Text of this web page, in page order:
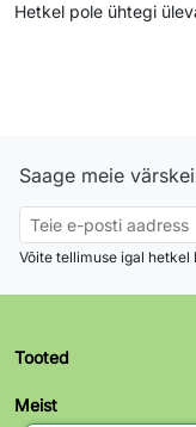
Hetkel pole ühtegi
Saage meie
Võite tellimuse igal hetkel
Tooted
Meist